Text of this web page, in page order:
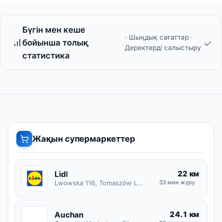
Бүгін мен кеше
бойынша толық
статистика
· Шыңдық сағаттар ·
Деректерді салыстыру
Жақын супермаркеттер
Lidl
Lwowska 116, Tomaszów Lubelski
22 км
33 мин жүру
Auchan 24.1 км